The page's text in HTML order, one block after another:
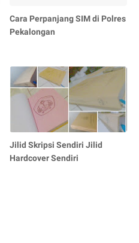
Cara Perpanjang SIM di Polres
Pekalongan
Jilid Skripsi Sendiri Jilid
Hardcover Sendiri